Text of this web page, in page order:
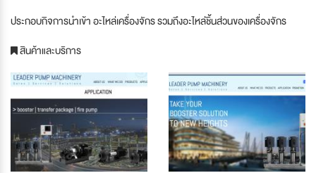
ประกอบกิจการนำเข้า อะไหล่เครื่องจักร รวมถึงอะไหล่ชิ้นส่วนของเครื่องจักร
สินค้าและบริการ